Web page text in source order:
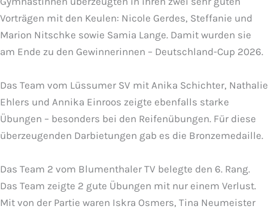
Vorträgen mit den Keulen: Nicole Gerdes, Steffanie und
Marion Nitschke sowie Samia Lange. Damit wurden sie
am Ende zu den Gewinnerinnen – Deutschland-Cup 2026.
Das Team vom Lüssumer SV mit Anika Schichter, Nathalie
Ehlers und Annika Einroos zeigte ebenfalls starke
Übungen – besonders bei den Reifenübungen. Für diese
überzeugenden Darbietungen gab es die Bronzemedaille.
Das Team 2 vom Blumenthaler TV belegte den 6. Rang.
Das Team zeigte 2 gute Übungen mit nur einem Verlust.
Mit von der Partie waren Iskra Osmers, Tina Neumeister